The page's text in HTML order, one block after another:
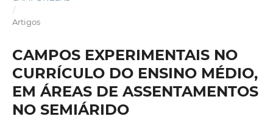
/
Artigos
CAMPOS EXPERIMENTAIS NO
CURRÍCULO DO ENSINO MÉDIO,
EM ÁREAS DE ASSENTAMENTOS
NO SEMIÁRIDO